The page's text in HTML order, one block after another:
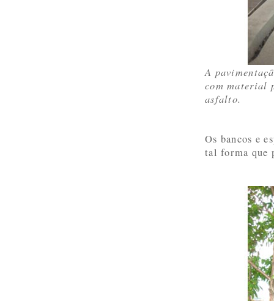
A
com material
asfalto.
Os bancos e
tal forma que